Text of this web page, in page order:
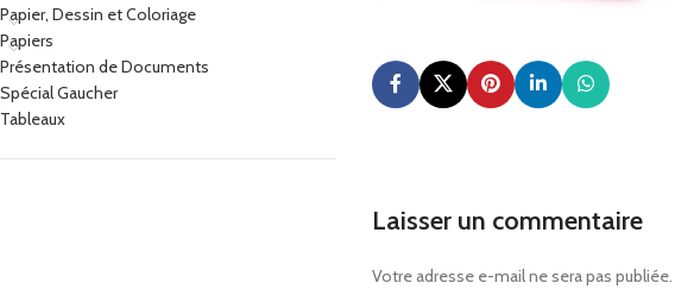
Papier, Dessin et Coloriage
Papiers
Présentation de Documents
Spécial Gaucher
Tableaux
Laisser un commentaire
Votre adresse e-mail ne sera pas publiée.